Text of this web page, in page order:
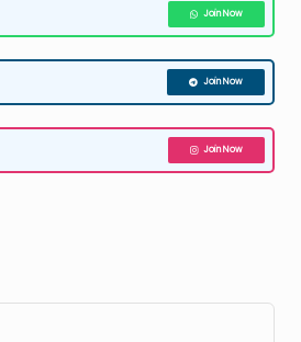
Join Now
Join Now
Join Now